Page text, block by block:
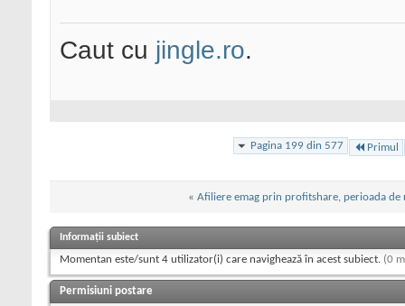
Caut cu jingle.ro.
Pagina 199 din 577 Primul
« Afiliere emag prin profitshare, perioada
Informații subiect
Momentan este/sunt 4 utilizator(i) care navighează în acest subiect. (0
Permisiuni postare